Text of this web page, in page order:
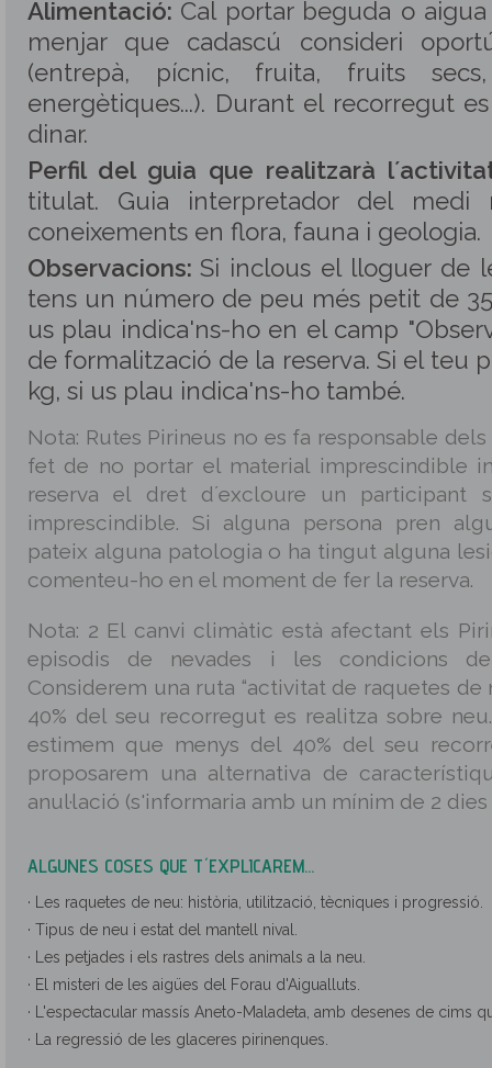
Alimentació: Cal portar beguda o
menjar que cadascú consideri
(entrepà, pí­cnic, fruita, fruits
energètiques...). Durant el recorregut
dinar.
Perfil del guia que realitzarà
titulat. Guia interpretador del medi
coneixements en flora, fauna i geologia.
Observacions: Si inclous el lloguer de
tens un número de peu més petit de
us plau indica'ns-ho en el camp
de formalització de la reserva. Si el teu
kg, si us plau indica'ns-ho també.
Nota: Rutes Pirineus no es fa responsable
fet de no portar el material imprescindible
reserva el dret d´excloure un
imprescindible. Si alguna persona pren
pateix alguna patologia o ha tingut alguna
comenteu-ho en el moment de fer la reserva.
Nota: 2 El canvi climàtic està afectant els
episodis de nevades i les condicions
Considerem una ruta “activitat de raquetes
40% del seu recorregut es realitza sobre
estimem que menys del 40% del seu
proposarem una alternativa de
anul·lació (s'informaria amb un mínim de 2
ALGUNES COSES QUE T´EXPLICAREM...
· Les raquetes de neu: història, utilització, tècniques i progressió.
· Tipus de neu i estat del mantell nival.
· Les petjades i els rastres dels animals a la neu.
· El misteri de les aigües del Forau d'Aigualluts.
· L'espectacular massís Aneto-Maladeta, amb desenes de cims
· La regressió de les glaceres pirinenques.